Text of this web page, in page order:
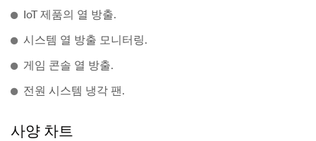
IoT 제품의 열 방출.
시스템 열 방출 모니터링.
게임 콘솔 열 방출.
전원 시스템 냉각 팬.
사양 차트